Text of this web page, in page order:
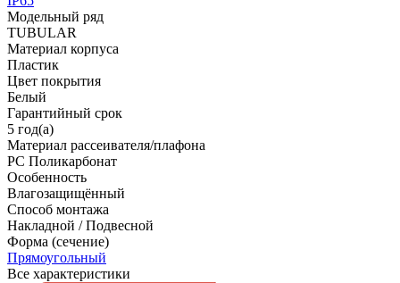
Модельный ряд
TUBULAR
Материал корпуса
Пластик
Цвет покрытия
Белый
Гарантийный срок
5 год(а)
Материал рассеивателя/плафона
PC Поликарбонат
Особенность
Влагозащищённый
Способ монтажа
Накладной / Подвесной
Форма (сечение)
Прямоугольный
Все характеристики